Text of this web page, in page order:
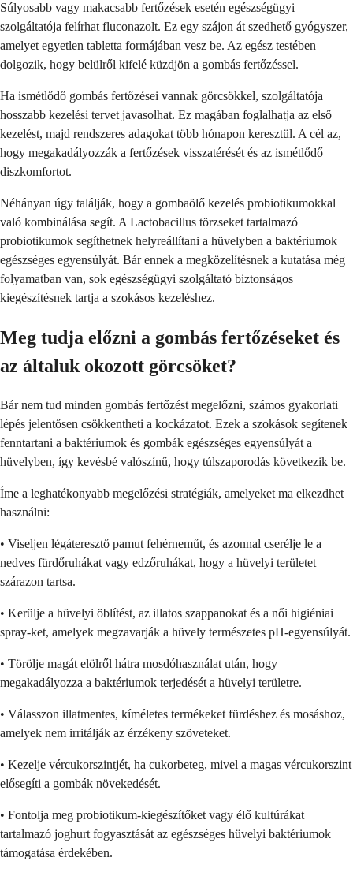
Súlyosabb vagy makacsabb fertőzések esetén egészségügyi
szolgáltatója felírhat fluconazolt. Ez egy szájon át szedhető gyógyszer,
amelyet egyetlen tabletta formájában vesz be. Az egész testében
dolgozik, hogy belülről kifelé küzdjön a gombás fertőzéssel.
Ha ismétlődő gombás fertőzései vannak görcsökkel, szolgáltatója
hosszabb kezelési tervet javasolhat. Ez magában foglalhatja az első
kezelést, majd rendszeres adagokat több hónapon keresztül. A cél az,
hogy megakadályozzák a fertőzések visszatérését és az ismétlődő
diszkomfortot.
Néhányan úgy találják, hogy a gombaölő kezelés probiotikumokkal
való kombinálása segít. A Lactobacillus törzseket tartalmazó
probiotikumok segíthetnek helyreállítani a hüvelyben a baktériumok
egészséges egyensúlyát. Bár ennek a megközelítésnek a kutatása még
folyamatban van, sok egészségügyi szolgáltató biztonságos
kiegészítésnek tartja a szokásos kezeléshez.
Meg tudja előzni a gombás fertőzéseket és
az általuk okozott görcsöket?
Bár nem tud minden gombás fertőzést megelőzni, számos gyakorlati
lépés jelentősen csökkentheti a kockázatot. Ezek a szokások segítenek
fenntartani a baktériumok és gombák egészséges egyensúlyát a
hüvelyben, így kevésbé valószínű, hogy túlszaporodás következik be.
Íme a leghatékonyabb megelőzési stratégiák, amelyeket ma elkezdhet
használni:
• Viseljen légáteresztő pamut fehérneműt, és azonnal cserélje le a
nedves fürdőruhákat vagy edzőruhákat, hogy a hüvelyi területet
szárazon tartsa.
• Kerülje a hüvelyi öblítést, az illatos szappanokat és a női higiéniai
spray-ket, amelyek megzavarják a hüvely természetes pH-egyensúlyát.
• Törölje magát elölről hátra mosdóhasználat után, hogy
megakadályozza a baktériumok terjedését a hüvelyi területre.
• Válasszon illatmentes, kíméletes termékeket fürdéshez és mosáshoz,
amelyek nem irritálják az érzékeny szöveteket.
• Kezelje vércukorszintjét, ha cukorbeteg, mivel a magas vércukorszint
elősegíti a gombák növekedését.
• Fontolja meg probiotikum-kiegészítőket vagy élő kultúrákat
tartalmazó joghurt fogyasztását az egészséges hüvelyi baktériumok
támogatása érdekében.